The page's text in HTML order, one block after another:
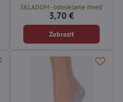
SKLADOM - odosielame ihneď
3,70 €
Zobraziť